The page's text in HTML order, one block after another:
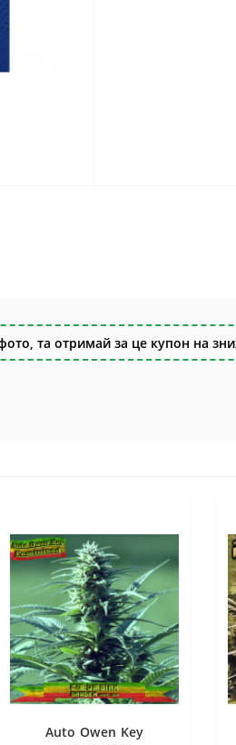
та отримай за це купон на
Auto Owen Key